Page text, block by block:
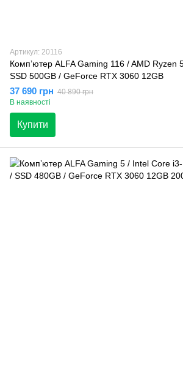
Артикул: 20116
Компʼютер ALFA Gaming 116 / AMD Ryzen
SSD 500GB / GeForce RTX 3060 12GB
37 690 грн 40 890 грн
В наявності
Купити